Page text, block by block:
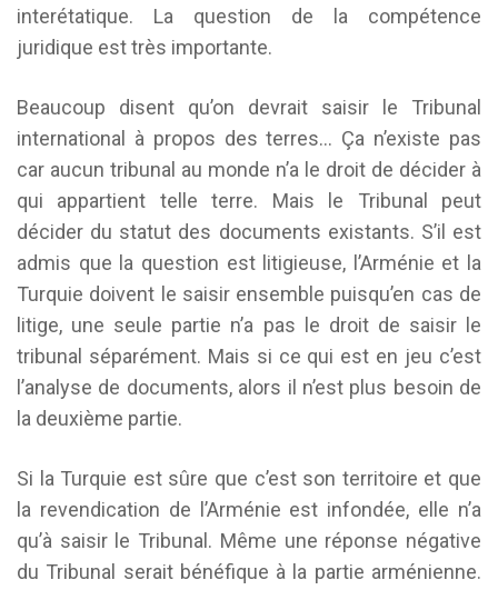
interétatique. La question de la compétence
juridique est très importante.
Beaucoup disent qu’on devrait saisir le Tribunal
international à propos des terres… Ça n’existe pas
car aucun tribunal au monde n’a le droit de décider à
qui appartient telle terre. Mais le Tribunal peut
décider du statut des documents existants. S’il est
admis que la question est litigieuse, l’Arménie et la
Turquie doivent le saisir ensemble puisqu’en cas de
litige, une seule partie n’a pas le droit de saisir le
tribunal séparément. Mais si ce qui est en jeu c’est
l’analyse de documents, alors il n’est plus besoin de
la deuxième partie.
Si la Turquie est sûre que c’est son territoire et que
la revendication de l’Arménie est infondée, elle n’a
qu’à saisir le Tribunal. Même une réponse négative
du Tribunal serait bénéfique à la partie arménienne.